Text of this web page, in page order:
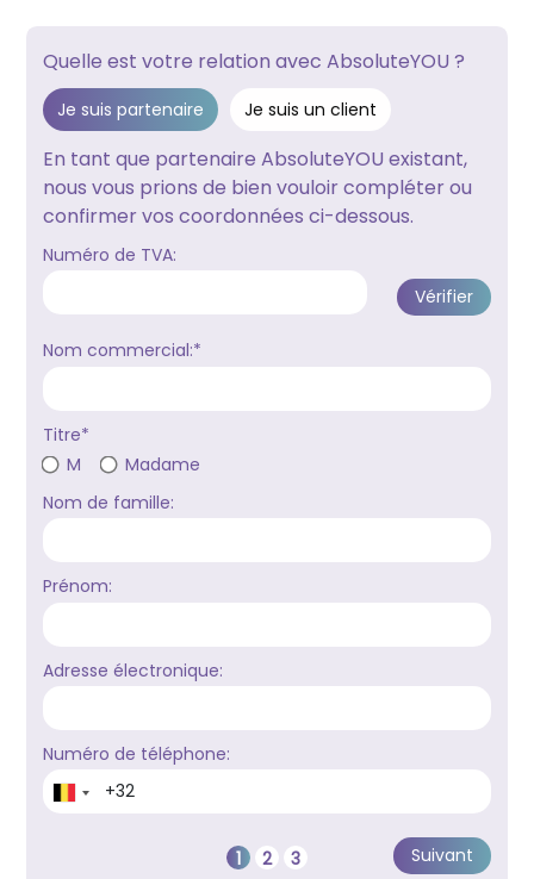
Quelle est votre relation avec AbsoluteYOU ?
Je suis partenaire Je suis un client
En tant que partenaire AbsoluteYOU existant,
nous vous prions de bien vouloir compléter ou
confirmer vos coordonnées ci-dessous.
Numéro de TVA:
Nom commercial:*
Titre*
M
Madame
Nom de famille:
Prénom:
Adresse électronique:
Numéro de téléphone: